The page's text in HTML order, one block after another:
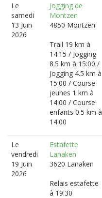
Le
samedi
13 Juin
2026
Jogging de
Montzen
4850 Montzen
Trail 19 km à
14:15 / Jogging
8.5 km à 15:00 /
Jogging 4.5 km à
15:00 / Course
jeunes 1 km à
14:00 / Course
enfants 0.5 km à
14:00
Le
vendredi
19 Juin
2026
Estafette
Lanaken
3620 Lanaken
Relais estafette
à 19:30